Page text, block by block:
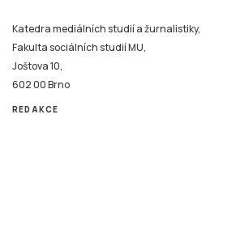
Katedra mediálních studií a žurnalistiky,
Fakulta sociálních studií MU,
Joštova 10,
602 00 Brno
REDAKCE